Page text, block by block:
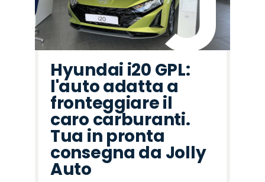
Hyundai i20 GPL:
l'auto adatta a
fronteggiare il
caro carburanti.
Tua in pronta
consegna da Jolly
Auto